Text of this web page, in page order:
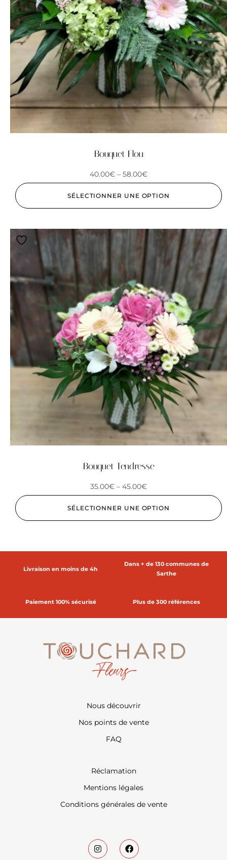
Bouquet Flou
40.00€ – 58.00€
SÉLECTIONNER UNE OPTION
Bouquet Tendresse
35.00€ – 45.00€
SÉLECTIONNER UNE OPTION
Livraison en moins de 4h
Dans + de 130 communes de
Sarthe
Paiement 100% sécurisé Plus de 300 références
Nous découvrir
Nos points de vente
FAQ
Réclamation
Mentions légales
Conditions générales de vente